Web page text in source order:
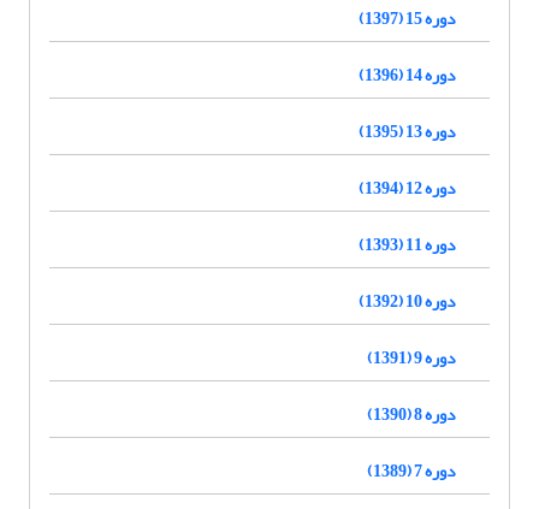
دوره 15 (1397)
دوره 14 (1396)
دوره 13 (1395)
دوره 12 (1394)
دوره 11 (1393)
دوره 10 (1392)
دوره 9 (1391)
دوره 8 (1390)
دوره 7 (1389)